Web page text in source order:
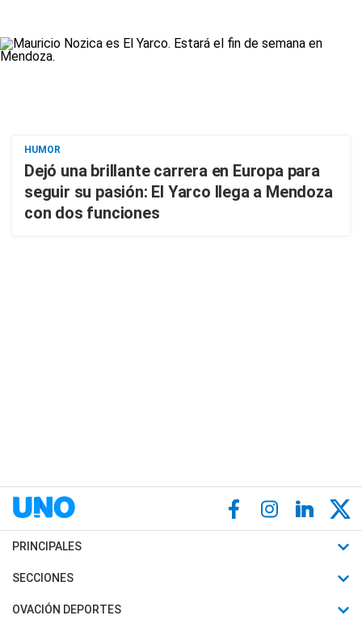
HUMOR
Dejó una brillante carrera en Europa para
seguir su pasión: El Yarco llega a Mendoza
con dos funciones
PRINCIPALES
Últimas Noticias
Política
SECCIONES
Horóscopo
OVACIÓN DEPORTES